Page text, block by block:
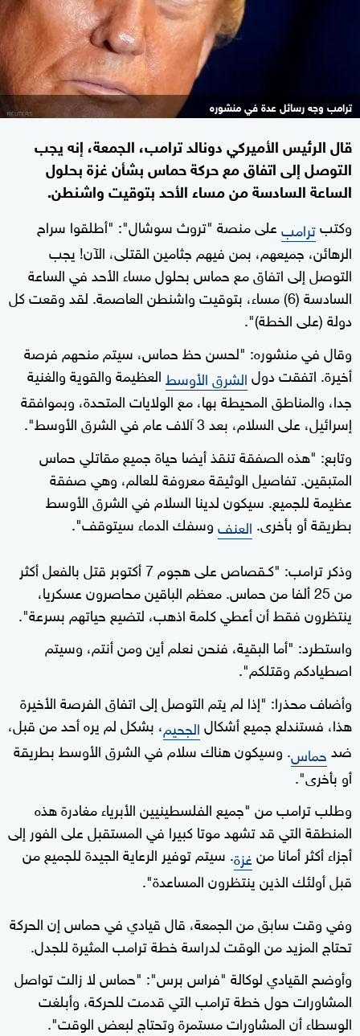
ترامب وجه رسائل عدة في منشوره
قال الرئيس الأميركي دونالد ترامب، الجمعة، إنه يجب
التوصل إلى اتفاق مع حركة حماس بشأن غزة بحلول
الساعة السادسة من مساء الأحد بتوقيت واشنطن.
وكتبترامبعلى منصة "تروث سوشال": "أطلقوا سراح
الرهائن، جميعهم، بمن فيهم جثامين القتلى، الآن! يجب
التوصل إلى اتفاق مع حماس بحلول مساء الأحد في الساعة
السادسة (6) مساء، بتوقيت واشنطن العاصمة. لقد وقعت كل
دولة (على الخطة)".
وقال في منشوره: "لحسن حظ حماس، سيتم منحهم فرصة
أخيرة. اتفقت دولالشرق الأوسطالعظيمة والقوية والغنية
جدا، والمناطق المحيطة بها، مع الولايات المتحدة، وبموافقة
إسرائيل، على السلام، بعد 3 آلاف عام في الشرق الأوسط".
وتابع: "هذه الصفقة تنقذ أيضا حياة جميع مقاتلي حماس
المتبقين. تفاصيل الوثيقة معروفة للعالم، وهي صفقة
عظيمة للجميع. سيكون لدينا السلام في الشرق الأوسط
بطريقة أو بأخرى. العنفوسفك الدماء سيتوقف".
وذكر ترامب: "كـقصاص على هجوم 7 أكتوبر قتل بالفعل أكثر
من 25 ألفا من حماس. معظم الباقين محاصرون عسكريا،
ينتظرون فقط أن أعطي كلمة اذهب، لتضيع حياتهم بسرعة".
واستطرد: "أما البقية، فنحن نعلم أين ومن أنتم، وسيتم
اصطيادكم وقتلكم".
وأضاف محذرا: "إذا لم يتم التوصل إلى اتفاق الفرصة الأخيرة
هذا، فستندلع جميع أشكالالجحيم، بشكل لم يره أحد من قبل،
ضدحماس. وسيكون هناك سلام في الشرق الأوسط بطريقة
أو بأخرى".
وطلب ترامب من "جميع الفلسطينيين الأبرياء مغادرة هذه
المنطقة التي قد تشهد موتا كبيرا في المستقبل على الفور إلى
أجزاء أكثر أمانا منغزة. سيتم توفير الرعاية الجيدة للجميع من
قبل أولئك الذين ينتظرون المساعدة".
وفي وقت سابق من الجمعة، قال قيادي في حماس إن الحركة
تحتاج المزيد من الوقت لدراسة خطة ترامب المثيرة للجدل.
وأوضح القيادي لوكالة "فراس برس": "حماس لا زالت تواصل
المشاورات حول خطة ترامب التي قدمت للحركة، وأبلغت
الوسطاء أن المشاورات مستمرة وتحتاج لبعض الوقت".